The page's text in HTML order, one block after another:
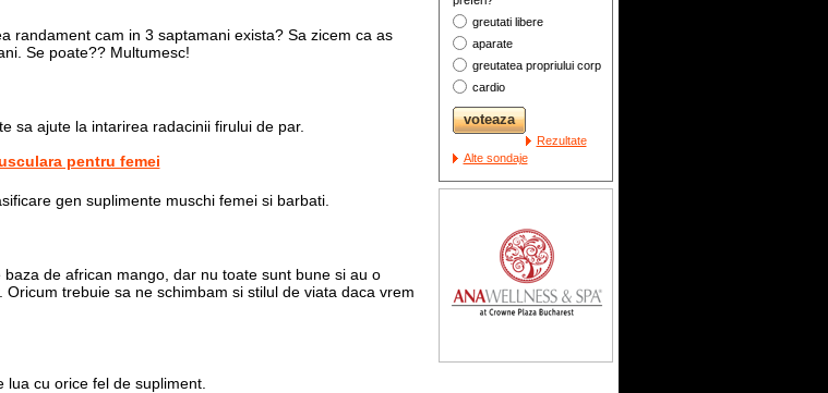
randament cam in 3 saptamani exista? Sa zicem ca as
Se poate?? Multumesc!
sa ajute la intarirea radacinii firului de par.
pentru femei
gen suplimente muschi femei si barbati.
de african mango, dar nu toate sunt bune si au o
trebuie sa ne schimbam si stilul de viata daca vrem
lua cu orice fel de supliment.
greutati libere
aparate
greutatea propriului corp
cardio
Rezultate
Alte sondaje